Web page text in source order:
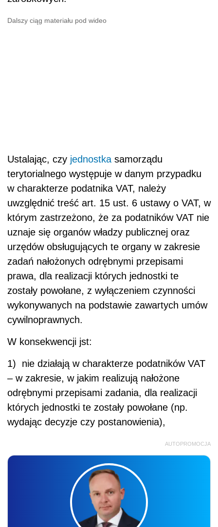
Dalszy ciąg materiału pod wideo
Ustalając, czy jednostka samorządu
terytorialnego występuje w danym przypadku
w charakterze podatnika VAT, należy
uwzględnić treść art. 15 ust. 6 ustawy o VAT, w
którym zastrzeżono, że za podatników VAT nie
uznaje się organów władzy publicznej oraz
urzędów obsługujących te organy w zakresie
zadań nałożonych odrębnymi przepisami
prawa, dla realizacji których jednostki te
zostały powołane, z wyłączeniem czynności
wykonywanych na podstawie zawartych umów
cywilnoprawnych.
W konsekwencji jst:
1) nie działają w charakterze podatników VAT
– w zakresie, w jakim realizują nałożone
odrębnymi przepisami zadania, dla realizacji
których jednostki te zostały powołane (np.
wydając decyzje czy postanowienia),
AUTOPROMOCJA